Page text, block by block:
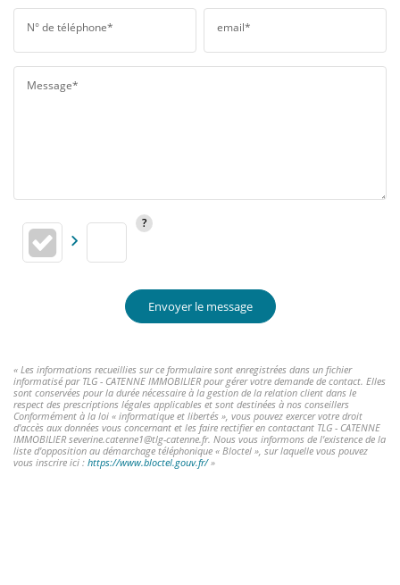
N° de téléphone* email*
Message*
Envoyer le message
« Les informations recueillies sur ce formulaire sont enregistrées dans un fichier
informatisé par TLG - CATENNE IMMOBILIER pour gérer votre demande de contact. Elles
sont conservées pour la durée nécessaire à la gestion de la relation client dans le
respect des prescriptions légales applicables et sont destinées à nos conseillers
Conformément à la loi « informatique et libertés », vous pouvez exercer votre droit
d'accès aux données vous concernant et les faire rectifier en contactant TLG - CATENNE
IMMOBILIER severine.catenne1@tlg-catenne.fr. Nous vous informons de l'existence de la
liste d'opposition au démarchage téléphonique « Bloctel », sur laquelle vous pouvez
vous inscrire ici : https://www.bloctel.gouv.fr/»